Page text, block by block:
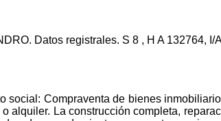
Datos registrales. S 8 , H A 132764, I/
social: Compraventa de bienes
alquiler. La construcción completa,